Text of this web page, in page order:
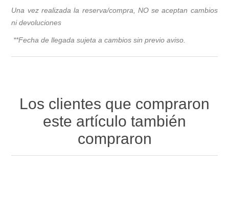
Una vez realizada la reserva/compra, NO se aceptan cambios
ni devoluciones
**Fecha de llegada sujeta a cambios sin previo aviso.
Los clientes que compraron
este artículo también
compraron